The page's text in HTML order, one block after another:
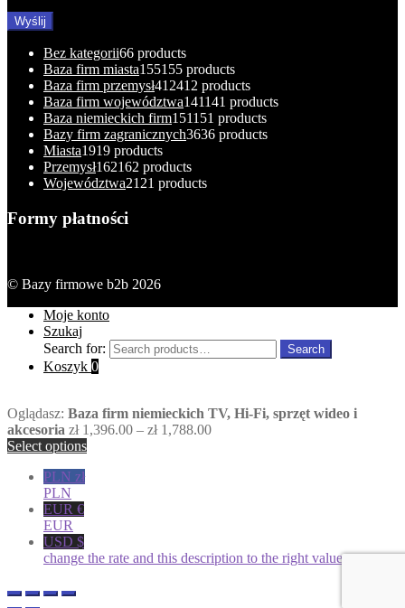
Bez kategorii66 products
Baza firm miasta155155 products
Baza firm przemysł412412 products
Baza firm województwa141141 products
Baza niemieckich firm151151 products
Bazy firm zagranicznych3636 products
Miasta1919 products
Przemysł162162 products
Województwa2121 products
Formy płatności
© Bazy firmowe b2b 2026
Moje konto
Szukaj
Search for:
Search
Koszyk 0
Oglądasz: Baza firm niemieckich TV, Hi-Fi, sprzęt wideo i
akcesoria zł1,396.00 – zł1,788.00
Select options
PLN zł
PLN
EUR €
EUR
USD $
change the rate and this description to the right values